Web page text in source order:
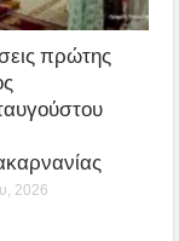
πρώτης
2026